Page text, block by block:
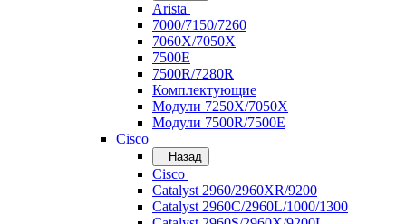
Arista
7000/7150/7260
7060X/7050X
7500E
7500R/7280R
Комплектующие
Модули 7250X/7050X
Модули 7500R/7500E
Cisco
Назад
Cisco
Catalyst 2960/2960XR/9200
Catalyst 2960C/2960L/1000/1300